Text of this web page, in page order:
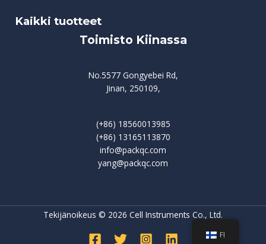
Kaikki tuotteet
Toimisto Kiinassa
No.5577 Gongyebei Rd,
Jinan, 250109,
(+86) 18560013985
(+86) 13165113870
info@packqc.com
yang@packqc.com
Tekijänoikeus © 2026 Cell Instruments Co., Ltd.
FI